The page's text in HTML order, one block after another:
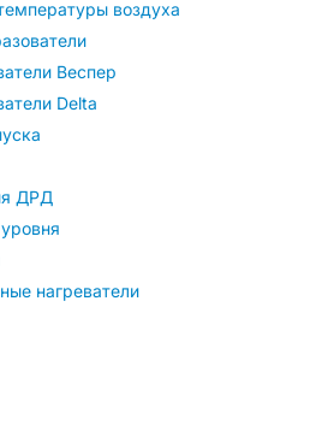
воздуха
Веспер
Delta
ДРД
нагреватели